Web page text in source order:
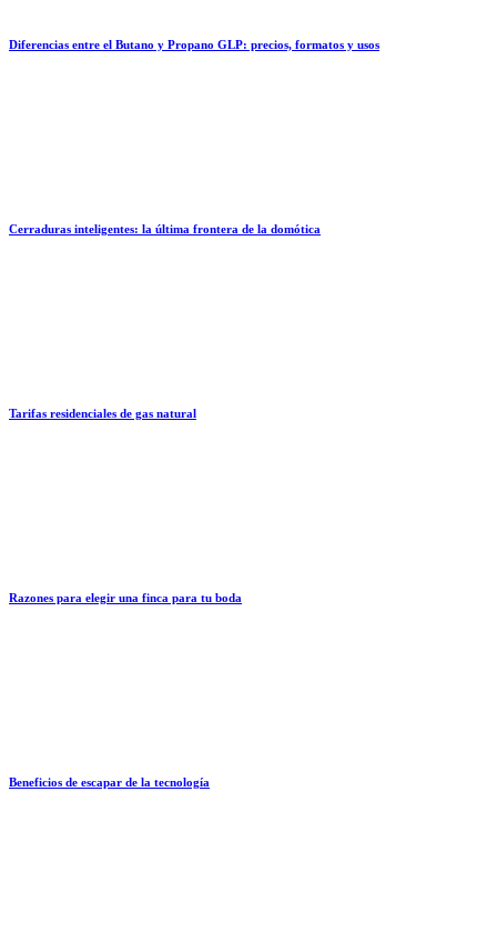
Diferencias entre el Butano y Propano GLP: precios, formatos y usos
Cerraduras inteligentes: la última frontera de la domótica
Tarifas residenciales de gas natural
Razones para elegir una finca para tu boda
Beneficios de escapar de la tecnología